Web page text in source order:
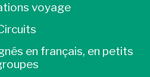
voyage
en français, en petits